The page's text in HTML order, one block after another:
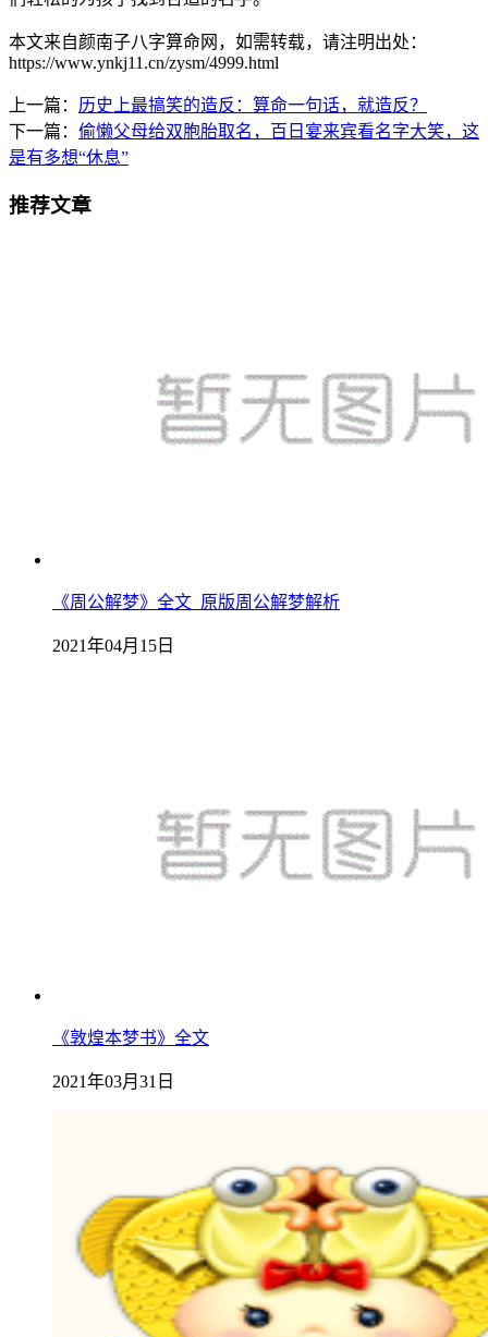
本文来自颜南子八字算命网，如需转载，请注明出处：
https://www.ynkj11.cn/zysm/4999.html
上一篇： 历史上最搞笑的造反：算命一句话，就造反？
下一篇： 偷懒父母给双胞胎取名，百日宴来宾看名字大笑，这
是有多想“休息”
推荐文章
《周公解梦》全文_原版周公解梦解析
2021年04月15日
《敦煌本梦书》全文
2021年03月31日